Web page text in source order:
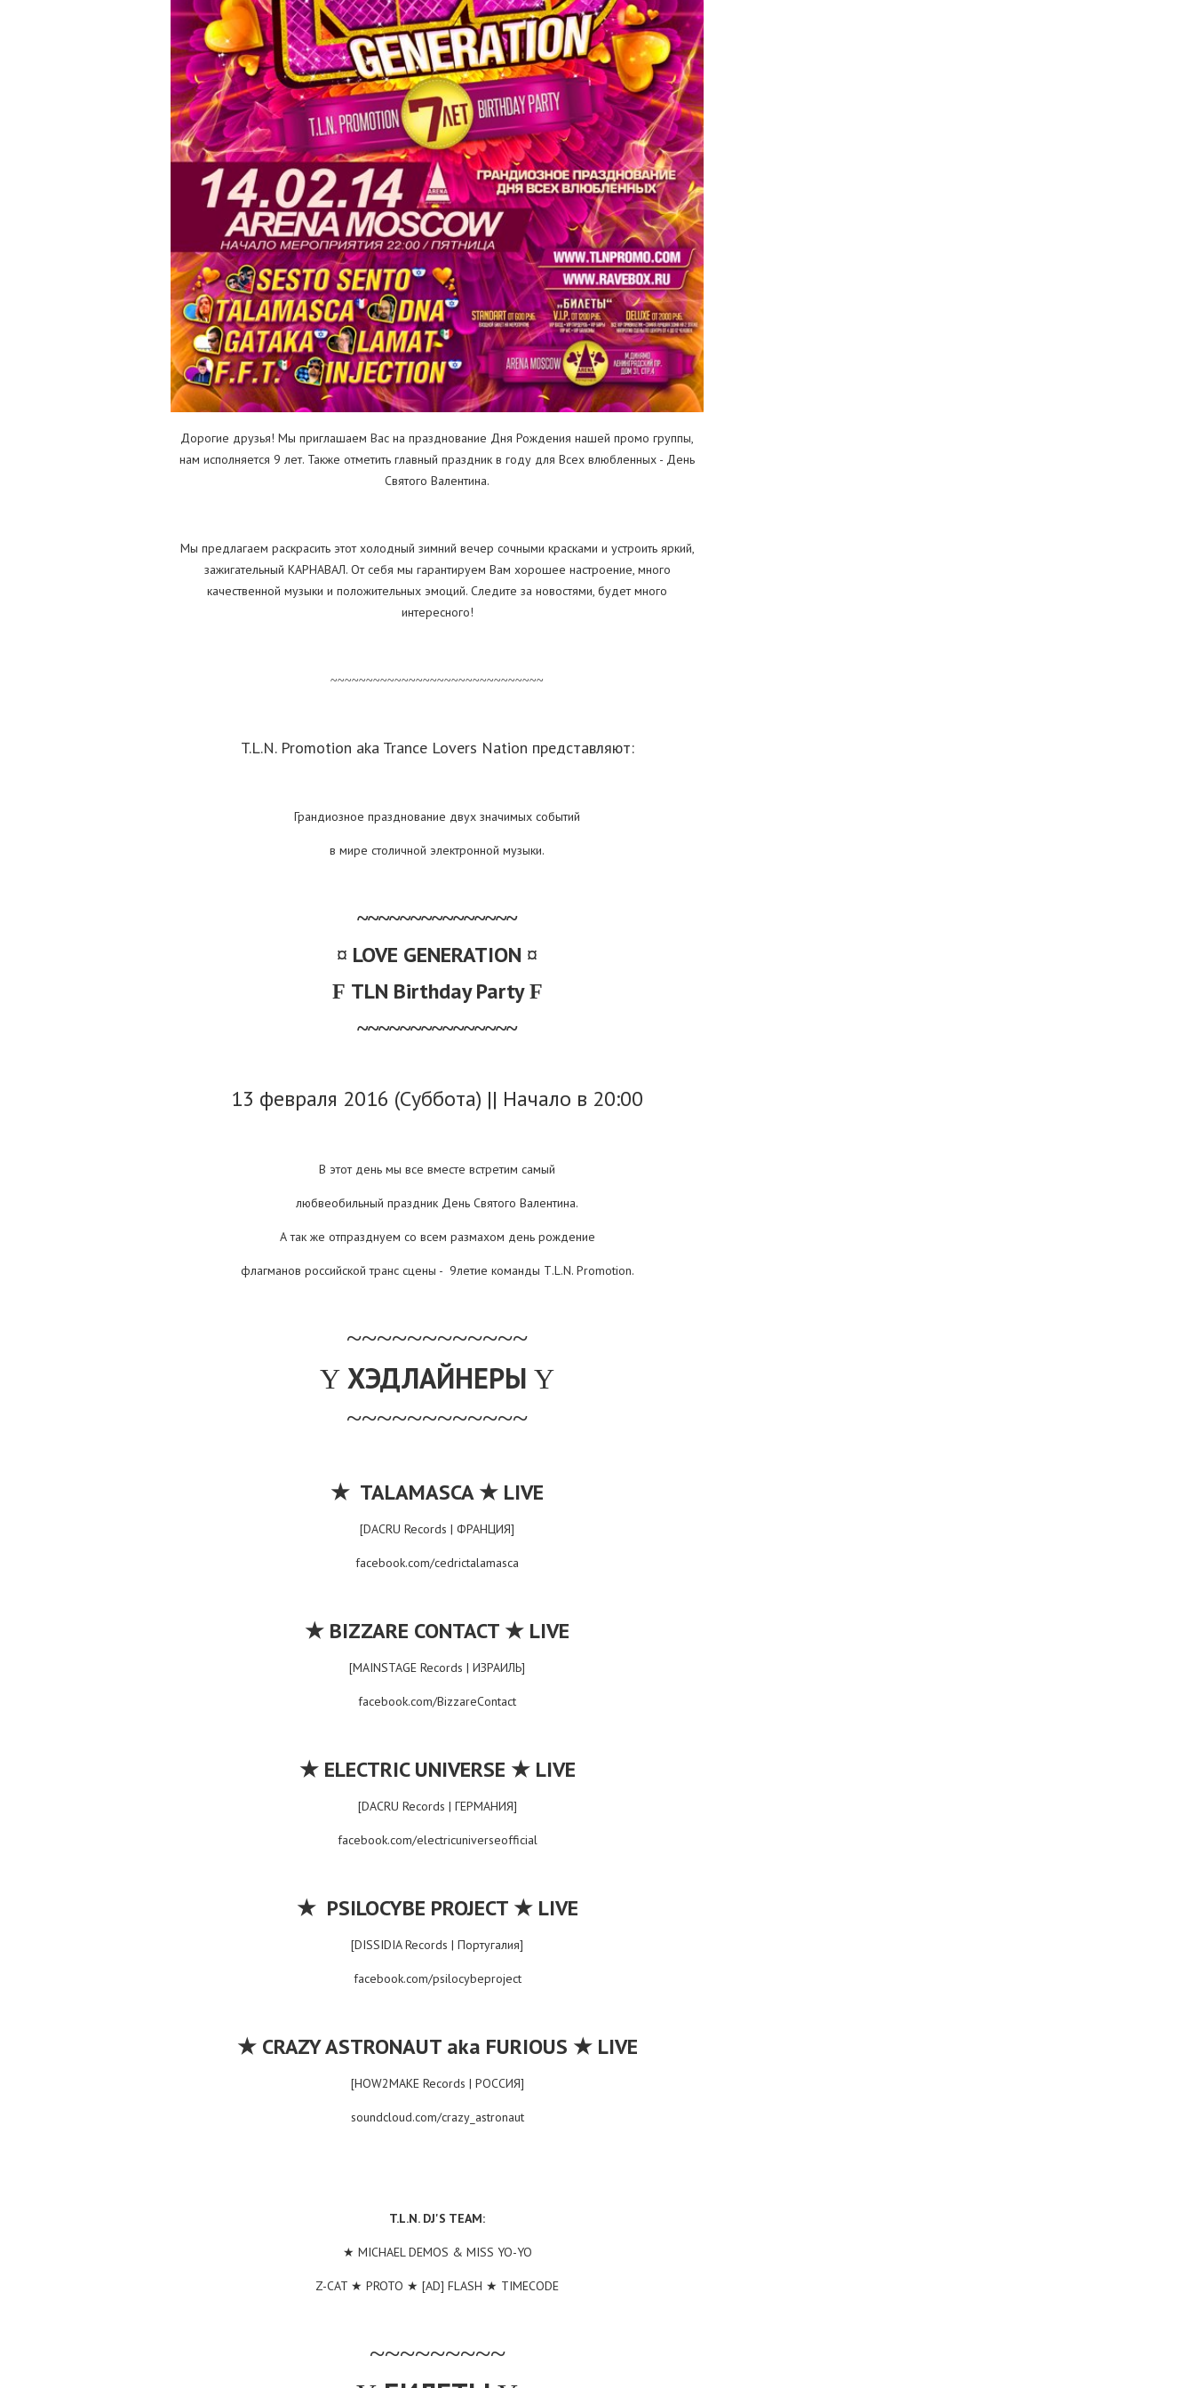
Дорогие друзья! Мы приглашаем Вас на празднование Дня Рождения нашей промо группы,
нам исполняется 9 лет. Также отметить главный праздник в году для Всех влюбленных - День
Святого Валентина.
Мы предлагаем раскрасить этот холодный зимний вечер сочными красками и устроить яркий,
зажигательный КАРНАВАЛ. От себя мы гарантируем Вам хорошее настроение, много
качественной музыки и положительных эмоций. Следите за новостями, будет много
интересного!
~~~~~~~~~~~~~~~~~~~~~~~~~~~~~~
T.L.N. Promotion aka Trance Lovers Nation представляют:
Грандиозное празднование двух значимых событий
в мире столичной электронной музыки.
~~~~~~~~~~~~~~~
¤ LOVE GENERATION ¤
F TLN Birthday Party F
~~~~~~~~~~~~~~~
13 февраля 2016 (Суббота) || Начало в 20:00
В этот день мы все вместе встретим самый
любвеобильный праздник День Святого Валентина.
А так же отпразднуем со всем размахом день рождение
флагманов российской транс сцены - 9летие команды T.L.N. Promotion.
~~~~~~~~~~~~
Y ХЭДЛАЙНЕРЫ Y
~~~~~~~~~~~~
★ TALAMASCA★ LIVE
[DACRU Records | ФРАНЦИЯ]
facebook.com/cedrictalamasca
★ BIZZARE CONTACT ★ LIVE
[MAINSTAGE Records | ИЗРАИЛЬ]
facebook.com/BizzareContact
★ELECTRIC UNIVERSE ★ LIVE
[DACRU Records | ГЕРМАНИЯ]
facebook.com/electricuniverseofficial
★PSILOCYBE PROJECT ★ LIVE
[DISSIDIA Records | Португалия]
facebook.com/psilocybeproject
★CRAZY ASTRONAUT aka FURIOUS ★ LIVE
[HOW2MAKE Records | РОССИЯ]
soundcloud.com/crazy_astronaut
T.L.N. DJ'S TEAM:
★ MICHAEL DEMOS & MISS YO-YO
Z-CAT ★ PROTO ★ [AD] FLASH ★ TIMECODE
~~~~~~~~~